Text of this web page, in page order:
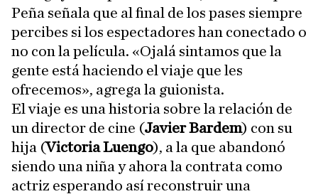
Peña señala que al final de los pases siempre
percibes si los espectadores han conectado o
no con la película. «Ojalá sintamos que la
gente está haciendo el viaje que les
ofrecemos», agrega la guionista.
El viaje es una historia sobre la relación de
un director de cine (Javier Bardem) con su
hija (Victoria Luengo), a la que abandonó
siendo una niña y ahora la contrata como
actriz esperando así reconstruir una